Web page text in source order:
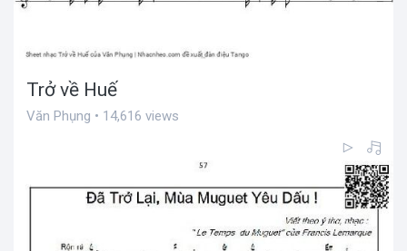
Trở về Huế
Văn Phụng • 14,616 views